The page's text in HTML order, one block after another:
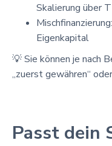
Skalierung über
Eigenkapital
💡 Sie können je nach
„zuerst gewähren“
Passt dein